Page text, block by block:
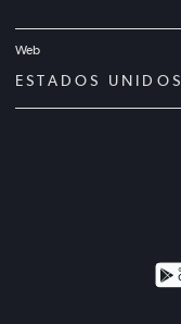
Web
ESTADOS UNIDOS